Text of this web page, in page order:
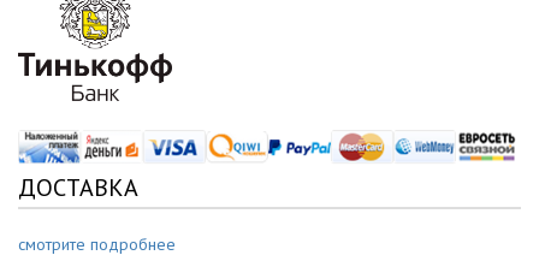
ДОСТАВКА
смотрите подробнее